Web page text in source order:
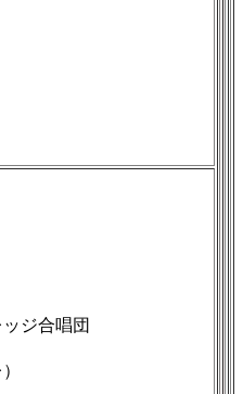
ジ合唱団